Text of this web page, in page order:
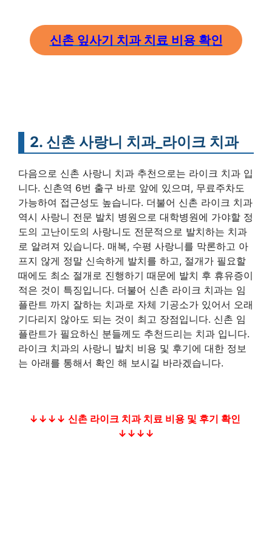
신촌 잎사기 치과 치료 비용 확인
2. 신촌 사랑니 치과_라이크 치과
다음으로 신촌 사랑니 치과 추천으로는 라이크 치과 입
니다. 신촌역 6번 출구 바로 앞에 있으며, 무료주차도
가능하여 접근성도 높습니다. 더불어 신촌 라이크 치과
역시 사랑니 전문 발치 병원으로 대학병원에 가야할 정
도의 고난이도의 사랑니도 전문적으로 발치하는 치과
로 알려져 있습니다. 매복, 수평 사랑니를 막론하고 아
프지 않게 정말 신속하게 발치를 하고, 절개가 필요할
때에도 최소 절개로 진행하기 때문에 발치 후 휴유증이
적은 것이 특징입니다. 더불어 신촌 라이크 치과는 임
플란트 까지 잘하는 치과로 자체 기공소가 있어서 오래
기다리지 않아도 되는 것이 최고 장점입니다. 신촌 임
플란트가 필요하신 분들께도 추천드리는 치과 입니다.
라이크 치과의 사랑니 발치 비용 및 후기에 대한 정보
는 아래를 통해서 확인 해 보시길 바라겠습니다.
↓↓↓↓ 신촌 라이크 치과 치료 비용 및 후기 확인
↓↓↓↓